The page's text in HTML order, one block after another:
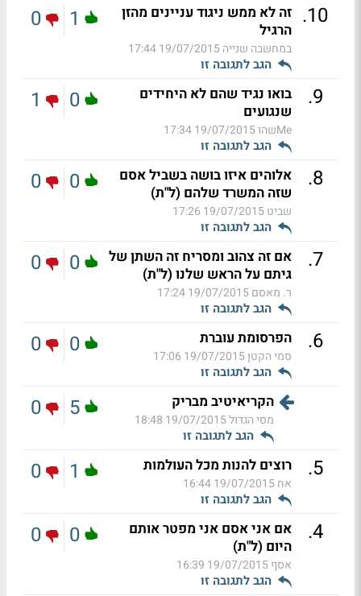
10
. זה לא ממש ניגוד עניינים מהזן
הרגיל
במחשבה שנייה19/07/2015 17:44
הגב לתגובה זו
1
0
9
.
בואו נגיד שהם לא היחידים
שנגועים
Meשהו 19/07/2015 17:34
הגב לתגובה זו
0
1
8
.
אלוהים איזו בושה בשביל אסם
שזה המשרד שלהם (ל"ת)
שביט19/07/2015 17:26
הגב לתגובה זו
0
0
7
.
אם זה צהוב ומסריח זה השתן של
גיתם על הראש שלנו (ל"ת)
ר. מאסם19/07/2015 17:24
הגב לתגובה זו
0
0
6
. הפרסומת עוברת
סמי הקטן19/07/2015 17:06
הגב לתגובה זו
0
0
הקריאיטיב מבריק
מסי הגדול19/07/2015 18:48
הגב לתגובה זו
5
0
5
. רוצים להנות מכל העולמות
אח19/07/2015 16:44
הגב לתגובה זו
1
0
4
.
אם אני אסם אני מפטר אותם
היום (ל"ת)
אסף19/07/2015 16:39
הגב לתגובה זו
0
0